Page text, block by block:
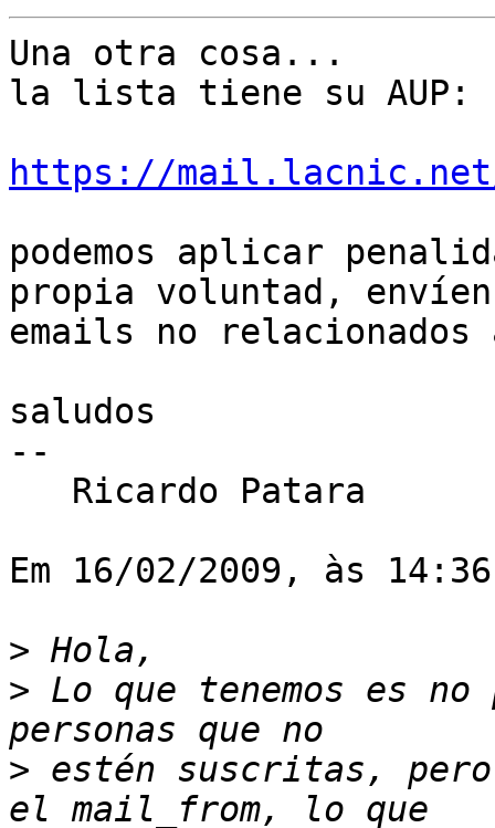
Una otra cosa...
la lista tiene su AUP:
https://
podemos aplicar
propia voluntad,
emails no relacionados
saludos
--
Em 16/02/2009, às
>
> Lo que tenemos es
> estén suscritas,